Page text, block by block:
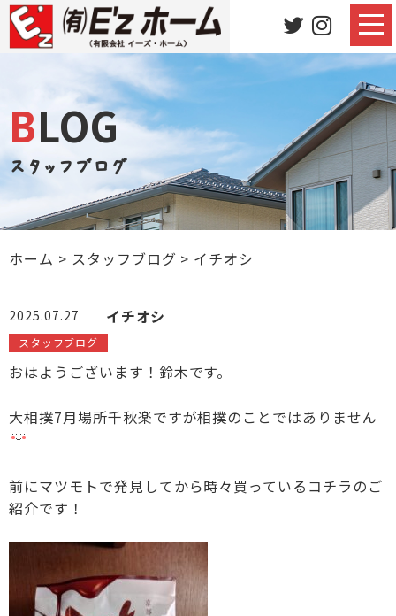
BLOG
スタッフブログ
ホーム > スタッフブログ > イチオシ
2025.07.27 イチオシ
スタッフブログ
おはようございます！鈴木です。
大相撲7月場所千秋楽ですが相撲のことではありません
前にマツモトで発見してから時々買っているコチラのご
紹介です！